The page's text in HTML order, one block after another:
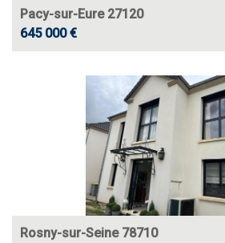
Pacy-sur-Eure 27120
645 000 €
Rosny-sur-Seine 78710